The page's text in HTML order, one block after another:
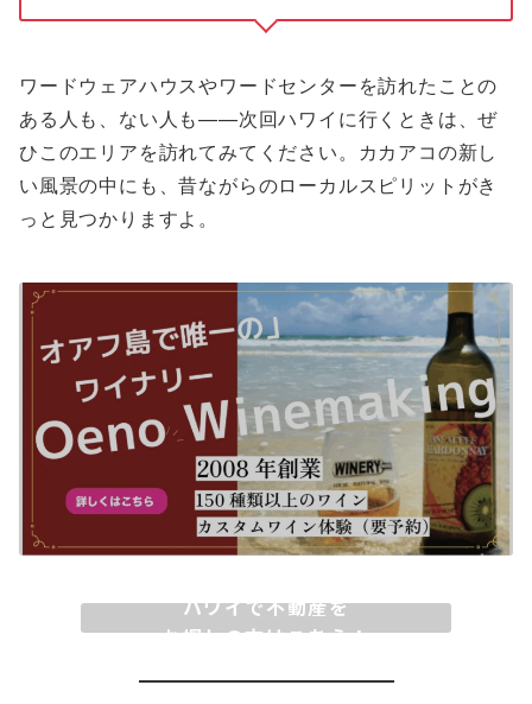
ワードウェアハウスやワードセンターを訪れたことの
ある人も、ない人も——次回ハワイに行くときは、ぜ
ひこのエリアを訪れてみてください。カカアコの新し
い風景の中にも、昔ながらのローカルスピリットがき
っと見つかりますよ。
ハワイで不動産を
お探しの方はこちら！